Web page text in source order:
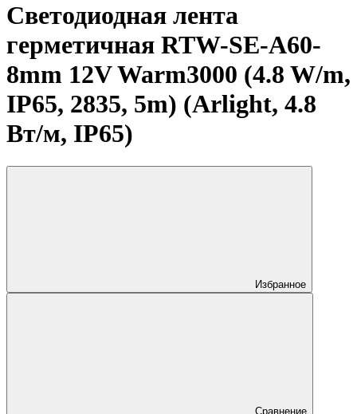
Светодиодная лента
герметичная RTW-SE-A60-
8mm 12V Warm3000 (4.8 W/m,
IP65, 2835, 5m) (Arlight, 4.8
Вт/м, IP65)
Избранное
Сравнение